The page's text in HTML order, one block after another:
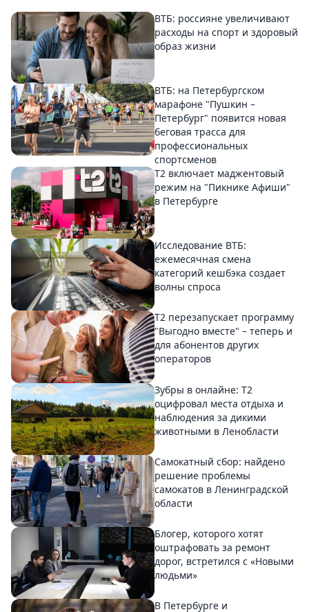
ВТБ: россияне увеличивают
расходы на спорт и здоровый
образ жизни
ВТБ: на Петербургском
марафоне "Пушкин –
Петербург" появится новая
беговая трасса для
профессиональных
спортсменов
Т2 включает маджентовый
режим на "Пикнике Афиши"
в Петербурге
Исследование ВТБ:
ежемесячная смена
категорий кешбэка создает
волны спроса
Т2 перезапускает программу
"Выгодно вместе" – теперь и
для абонентов других
операторов
Зубры в онлайне: Т2
оцифровал места отдыха и
наблюдения за дикими
животными в Ленобласти
Самокатный сбор: найдено
решение проблемы
самокатов в Ленинградской
области
Блогер, которого хотят
оштрафовать за ремонт
дорог, встретился с «Новыми
людьми»
В Петербурге и